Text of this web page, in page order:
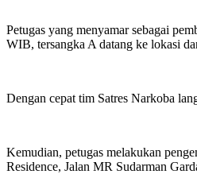
Petugas yang menyamar sebagai
WIB, tersangka A datang ke lokasi
Dengan cepat tim Satres Narkoba
Kemudian, petugas melakukan
Residence, Jalan MR Sudarman